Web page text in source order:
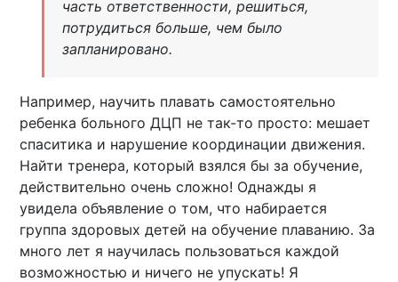
часть ответственности, решиться,
потрудиться больше, чем было
запланировано.
Например, научить плавать самостоятельно
ребенка больного ДЦП не так-то просто: мешает
спаситика и нарушение координации движения.
Найти тренера, который взялся бы за обучение,
действительно очень сложно! Однажды я
увидела объявление о том, что набирается
группа здоровых детей на обучение плаванию. За
много лет я научилась пользоваться каждой
возможностью и ничего не упускать! Я